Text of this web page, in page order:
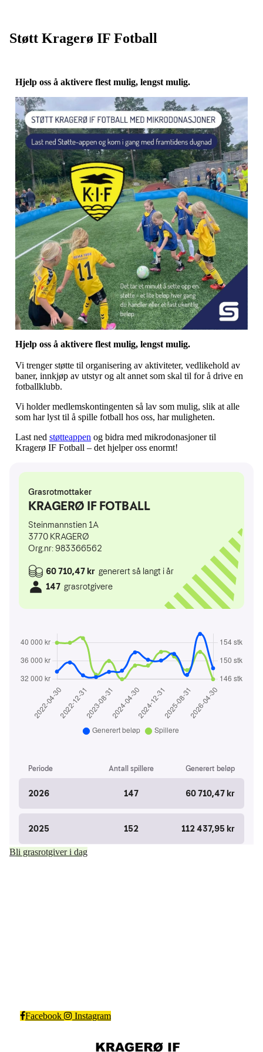
Støtt Kragerø IF Fotball
Hjelp oss å aktivere flest mulig, lengst mulig.
Hjelp oss å aktivere flest mulig, lengst mulig.
Vi trenger støtte til organisering av aktiviteter, vedlikehold av
baner, innkjøp av utstyr og alt annet som skal til for å drive en
fotballklubb.
Vi holder medlemskontingenten så lav som mulig, slik at alle
som har lyst til å spille fotball hos oss, har muligheten.
Last ned støtteappen og bidra med mikrodonasjoner til
Kragerø IF Fotball – det hjelper oss enormt!
Bli grasrotgiver i dag
Facebook Instagram